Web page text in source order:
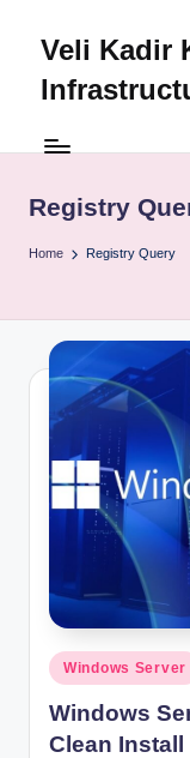
Veli Kadir
Registry
Home Registry Query
Posted
in
Windows Server
Windows
Clean Install